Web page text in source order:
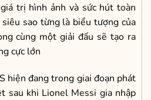
trị hình ảnh và sức hút toàn
sao từng là biểu tượng của
cùng một giải đấu sẽ tạo ra
cực lớn
hiện đang trong giai đoạn phát
sau khi Lionel Messi gia nhập